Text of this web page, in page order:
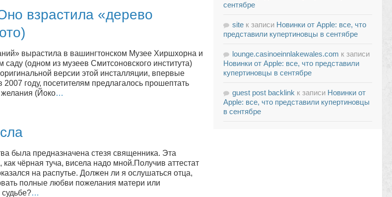
взрастила «дерево
вырастила в вашингтонском Музее Хиршхорна и
саду (одном из музеев Смитсоновского института)
версии этой инсталляции, впервые
2007 году, посетителям предлагалось прошептать
(Йоко…
была предназначена стезя священника. Эта
как чёрная туча, висела надо мной.Получив аттестат
на распутье. Должен ли я ослушаться отца,
полные любви пожелания матери или
судьбе?…
сентябре
site к записи Новинки от Apple: все, что
представили купертиновцы в сентябре
lounge.casinoeinnlakewales.com к записи
Новинки от Apple: все, что представили
купертиновцы в сентябре
guest post backlink к записи Новинки от
Apple: все, что представили купертиновцы
в сентябре